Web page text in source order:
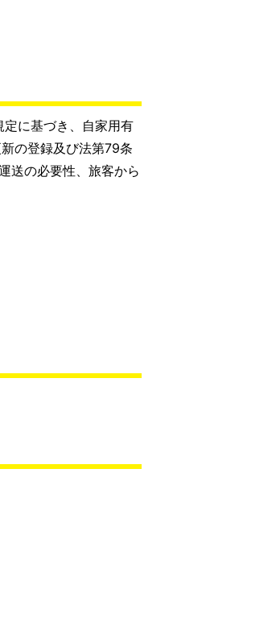
に基づき、自家用有
の登録及び法第79条
送の必要性、旅客から